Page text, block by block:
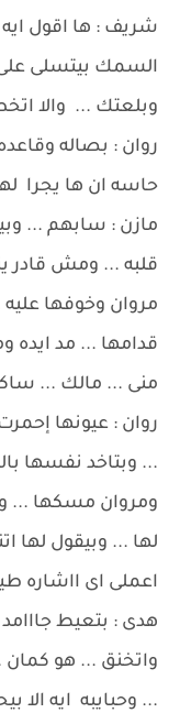
شريف : ها اقول ايه
السمك بيتسلى
وبلعتك ... والا
روان : بصاله
حاسه ان ها يجرا
مازن : سابهم ...
قلبه ... ومش قادر
مروان وخوفها
قدامها ... مد ايده
منى ... مالك ...
روان : عيونها
... وبتاخد نفسها
ومروان مسكها
لها ... وبيقول لها
اعملى اى ااشاره
هدى : بتعيط
واتخنق ... هو
... وحبايبه ايه